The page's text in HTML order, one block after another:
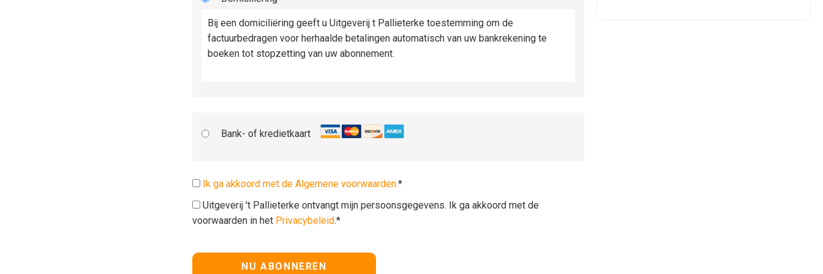
Bij een domiciliëring geeft u Uitgeverij t Pallieterke toestemming om de
factuurbedragen voor herhaalde betalingen automatisch van uw bankrekening te
boeken tot stopzetting van uw abonnement.
Bank- of kredietkaart
Ik ga akkoord met de Algemene voorwaarden.*
Uitgeverij 't Pallieterke ontvangt mijn persoonsgegevens. Ik ga akkoord met de
voorwaarden in het Privacybeleid.*
Geen waarde